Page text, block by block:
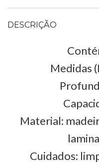
DESCRIÇÃO
Medidas
Material:
Cuidados: